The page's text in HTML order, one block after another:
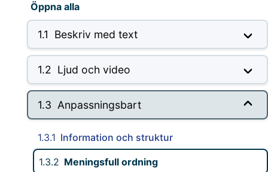
Öppna alla
1.1 Beskriv med text
1.2 Ljud och video
1.3 Anpassningsbart
1.3.1 Information och struktur
1.3.2 Meningsfull ordning